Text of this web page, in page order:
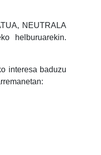
NEUTRALA
helburuarekin.
interesa baduzu